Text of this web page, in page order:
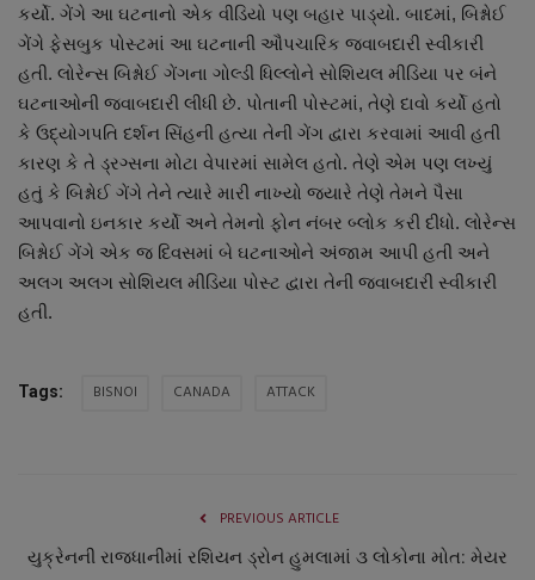
Support US
બજારના સમાચાર
નાણાંકીય સમાચાર
સ્થાનિક સમાચાર
સ્પોર્ટ્સ
ગુનાખોરી
કર્યો. ગેંગે આ ઘટનાનો એક વીડિયો પણ બહાર પાડ્યો. બાદમાં, બિશ્નોઈ
ગેંગે ફેસબુક પોસ્ટમાં આ ઘટનાની ઔપચારિક જવાબદારી સ્વીકારી
હતી. લોરેન્સ બિશ્નોઈ ગેંગના ગોલ્ડી ધિલ્લોને સોશિયલ મીડિયા પર બંને
ઘટનાઓની જવાબદારી લીધી છે. પોતાની પોસ્ટમાં, તેણે દાવો કર્યો હતો
કે ઉદ્યોગપતિ દર્શન સિંહની હત્યા તેની ગેંગ દ્વારા કરવામાં આવી હતી
કારણ કે તે ડ્રગ્સના મોટા વેપારમાં સામેલ હતો. તેણે એમ પણ લખ્યું
હતું કે બિશ્નોઈ ગેંગે તેને ત્યારે મારી નાખ્યો જ્યારે તેણે તેમને પૈસા
આપવાનો ઇનકાર કર્યો અને તેમનો ફોન નંબર બ્લોક કરી દીધો. લોરેન્સ
બિશ્નોઈ ગેંગે એક જ દિવસમાં બે ઘટનાઓને અંજામ આપી હતી અને
અલગ અલગ સોશિયલ મીડિયા પોસ્ટ દ્વારા તેની જવાબદારી સ્વીકારી
હતી.
Tags: BISNOI CANADA ATTACK
PREVIOUS ARTICLE
યુક્રેનની રાજધાનીમાં રશિયન ડ્રોન હુમલામાં ૩ લોકોના મોત: મેયર